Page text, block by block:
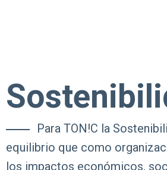
Para TON!C la
equilibrio que como
los impactos económicos,